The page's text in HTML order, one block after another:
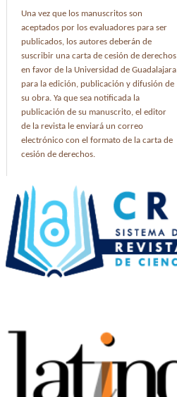
Una vez que los manuscritos son
aceptados por los evaluadores para ser
publicados, los autores deberán de
suscribir una carta de cesión de derechos
en favor de la Universidad de Guadalajara
para la edición, publicación y difusión de
su obra. Ya que sea notificada la
publicación de su manuscrito, el editor
de la revista le enviará un correo
electrónico con el formato de la carta de
cesión de derechos.